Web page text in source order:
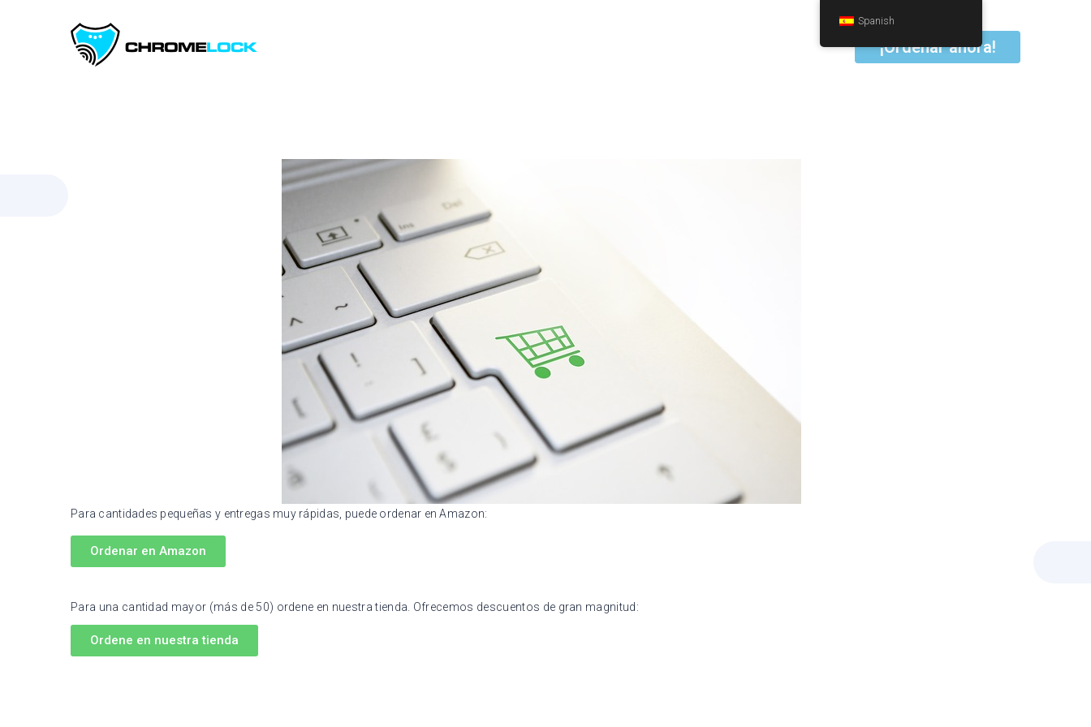
¡Ordenar ahora!
Para cantidades pequeñas y entregas muy rápidas, puede ordenar en Amazon:
Ordenar en Amazon
Para una cantidad mayor (más de 50) ordene en nuestra tienda. Ofrecemos descuentos de gran magnitud:
Ordene en nuestra tienda
Spanish